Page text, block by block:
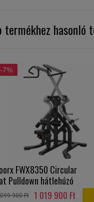
hasonló
-7%
FWX8350 Circular
Pulldown hátlehúzó
900 Ft 1 019 900 Ft